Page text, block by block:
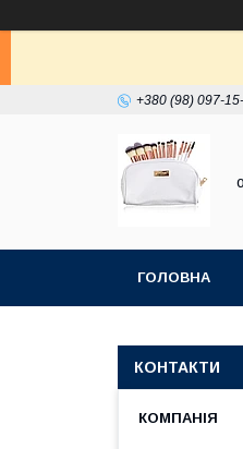
+380 (98) 097-
ГОЛОВНА
КОНТАКТИ